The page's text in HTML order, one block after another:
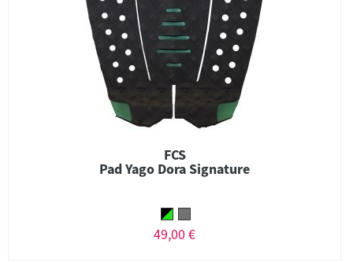
FCS
Pad Yago Dora Signature
49,00 €